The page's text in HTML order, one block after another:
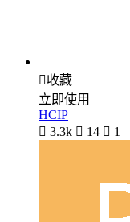
收藏
立即使用
HCIP
 3.3k  14  1